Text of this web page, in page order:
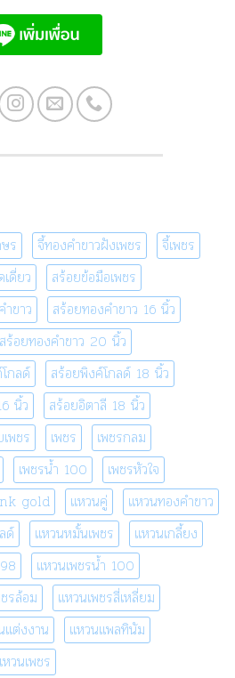
ร จี้ทองคำขาวฝังเพชร
จี้เพชร
ดี่ยว
สร้อยข้อมือเพชร
ขาว
สร้อยทองคำขาว 16 นิ้ว
สร้อยทองคำขาว 20 นิ้ว
กลด์
สร้อยพิงค์โกลด์ 18 นิ้ว
นิ้ว
สร้อยอิตาลี 18 นิ้ว
พชร เพชร
เพชรกลม
เพชรน้ำ 100
เพชรหัวใจ
gold แหวนคู่
แหวนทองคำขาว
ด์ แหวนหมั้นเพชร
แหวนเกลี้ยง
แหวนเพชรน้ำ 100
รล้อม
แหวนเพชรสี่เหลี่ยม
แต่งงาน
แหวนแพลทินัม
วนเพชร